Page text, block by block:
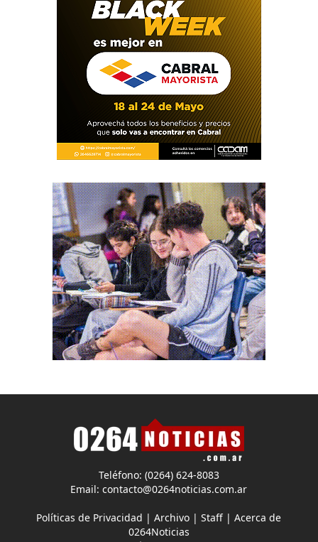
Teléfono: (0264) 624-8083
Email:contacto@0264noticias.com.ar
Políticas de Privacidad |Archivo |Staff |Acerca de
0264Noticias